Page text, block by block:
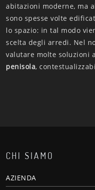
abitazioni moderne, ma
sono spesse volte
lo spazio: in tal modo
scelta degli arredi. Nel
valutare molte soluzioni
penisola,
CHI SIAMO
AZIENDA